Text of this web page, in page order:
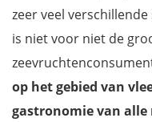
zeer veel
is niet voor niet de
op het gebied van
gastronomie van